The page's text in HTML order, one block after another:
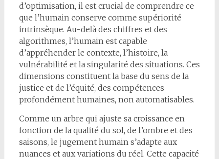
d’optimisation, il est crucial de comprendre ce
que l’humain conserve comme supériorité
intrinsèque. Au-delà des chiffres et des
algorithmes, l’humain est capable
d’appréhender le contexte, l’histoire, la
vulnérabilité et la singularité des situations. Ces
dimensions constituent la base du sens de la
justice et de l’équité, des compétences
profondément humaines, non automatisables.
Comme un arbre qui ajuste sa croissance en
fonction de la qualité du sol, de l’ombre et des
saisons, le jugement humain s’adapte aux
nuances et aux variations du réel. Cette capacité